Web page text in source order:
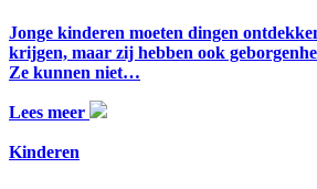
Jonge kinderen moeten dingen
krijgen, maar zij hebben ook
Ze kunnen niet…
Lees meer
Kinderen